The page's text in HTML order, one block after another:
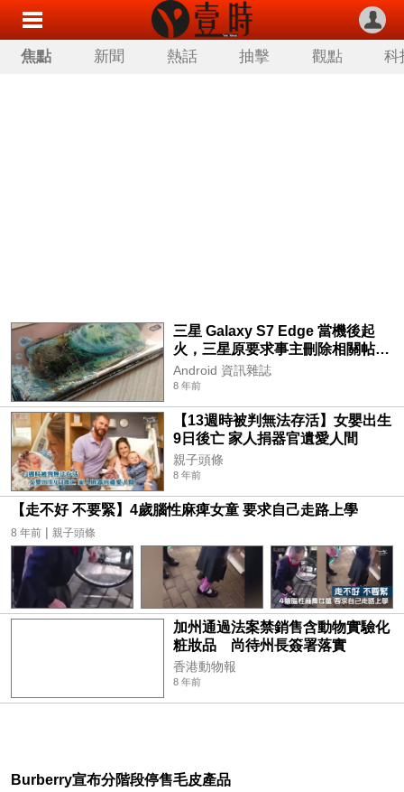
焦點 新聞 熱話 抽擊 觀點 科
三星 Galaxy S7 Edge 當機後起
火，三星原要求事主刪除相關帖
文！
Android 資訊雜誌
8 年前
【13週時被判無法存活】女嬰出生
9日後亡 家人捐器官遺愛人間
親子頭條
8 年前
【走不好 不要緊】4歲腦性麻痺女童 要求自己走路上學
8 年前 | 親子頭條
加州通過法案禁銷售含動物實驗化
粧妝品 尚待州長簽署落實
香港動物報
8 年前
Burberry宣布分階段停售毛皮產品